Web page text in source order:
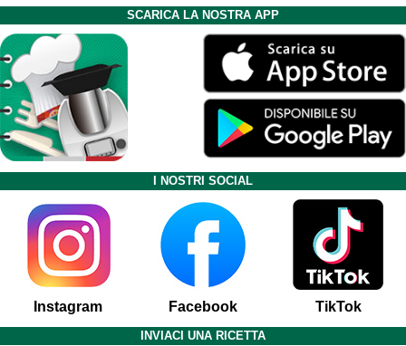
SCARICA LA NOSTRA APP
I NOSTRI SOCIAL
Instagram Facebook TikTok
INVIACI UNA RICETTA